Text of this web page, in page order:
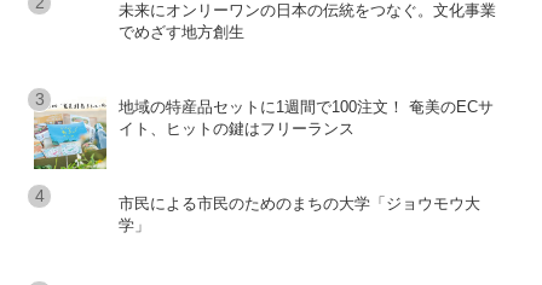
未来にオンリーワンの日本の伝統をつなぐ。文化事業
でめざす地方創生
地域の特産品セットに1週間で100注文！ 奄美のECサ
イト、ヒットの鍵はフリーランス
市民による市民のためのまちの大学「ジョウモウ大
学」